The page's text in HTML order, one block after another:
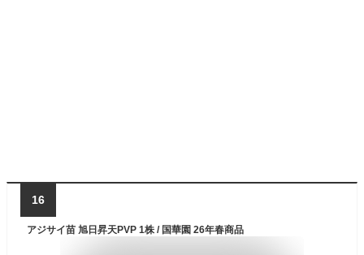
16
アジサイ苗 旭日昇天PVP 1株 / 国華園 26年春商品